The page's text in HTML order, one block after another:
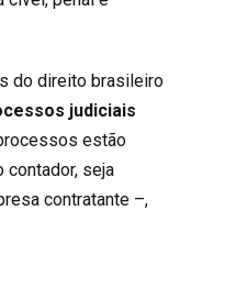
do direito brasileiro
judiciais
estão
contador, seja
contratante –,